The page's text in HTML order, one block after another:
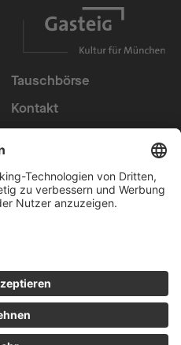
München
Tauschbörse
Kontakt